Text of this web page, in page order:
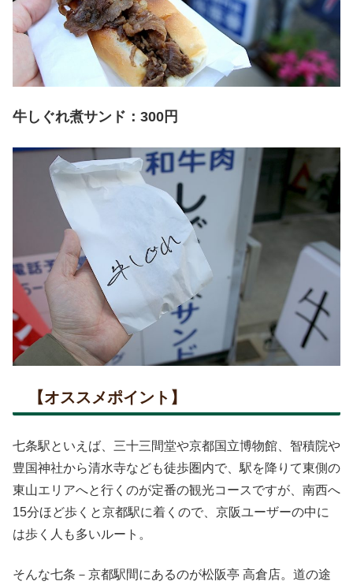
牛しぐれ煮サンド：300円
【オススメポイント】
七条駅といえば、三十三間堂や京都国立博物館、智積院や
豊国神社から清水寺なども徒歩圏内で、駅を降りて東側の
東山エリアへと行くのが定番の観光コースですが、南西へ
15分ほど歩くと京都駅に着くので、京阪ユーザーの中に
は歩く人も多いルート。
そんな七条－京都駅間にあるのが松阪亭 高倉店。道の途